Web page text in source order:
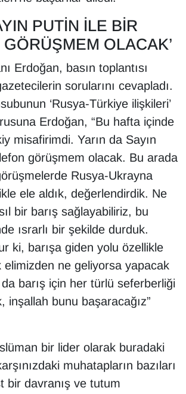
PUTİN İLE BİR
OLACAK’
Erdoğan, basın toplantısı
sorularını cevapladı.
‘Rusya-Türkiye ilişkileri’
Erdoğan, “Bu hafta içinde
misafirimdi. Yarın da Sayın
görüşmem olacak. Bu arada
Rusya-Ukrayna
ele aldık, değerlendirdik. Ne
bir barış sağlayabiliriz, bu
ısrarlı bir şekilde durduk.
ki, barışa giden yolu özellikle
elimizden ne geliyorsa yapacak
barış için her türlü seferberliği
inşallah bunu başaracağız”
bir lider olarak buradaki
muhatapların bazıları
bir davranış ve tutum